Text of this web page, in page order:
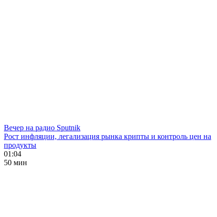
Вечер на радио Sputnik
Рост инфляции, легализация рынка крипты и контроль цен на
продукты
01:04
50 мин